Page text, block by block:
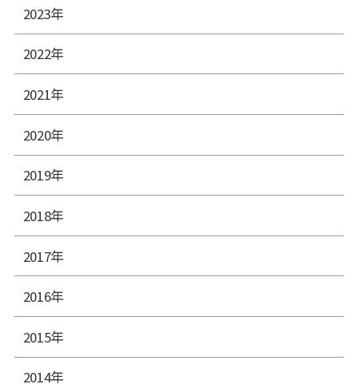
2023年
2022年
2021年
2020年
2019年
2018年
2017年
2016年
2015年
2014年